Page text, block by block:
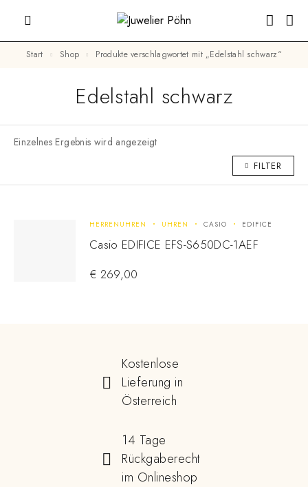
Start Shop Produkte verschlagwortet mit „Edelstahl schwarz“
Edelstahl schwarz
Einzelnes Ergebnis wird angezeigt
FILTER
HERRENUHREN UHREN CASIO EDIFICE
Casio EDIFICE EFS-S650DC-1AEF
€ 269,00
Kostenlose
Lieferung in
Österreich
14 Tage
Rückgaberecht
im Onlineshop